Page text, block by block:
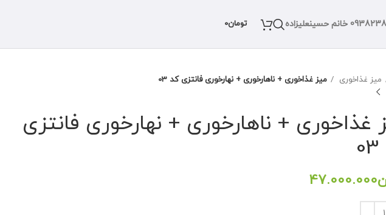
خانم حسینعلیزاده تومان0
میز غذاخوری میز غذاخوری + ناهارخوری + نهارخوری فانتزی کد 03
غذاخوری + ناهارخوری + نهارخوری فانتزی